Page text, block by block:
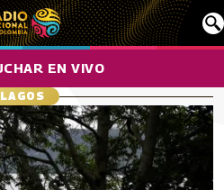
EN VIVO
LAGOS